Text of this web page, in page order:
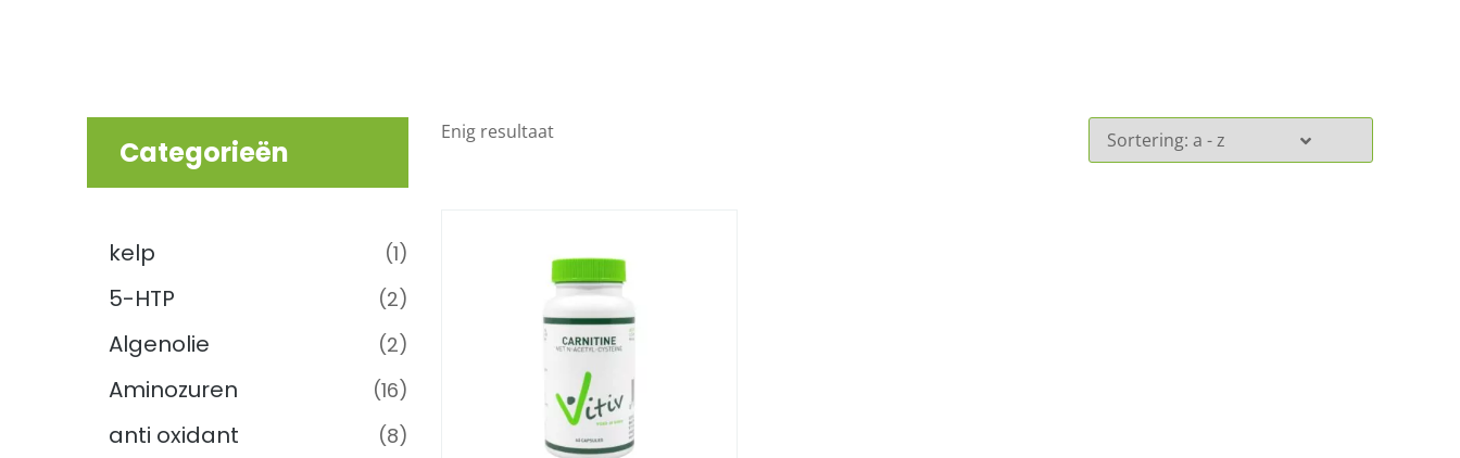
Categorieën
Supplementen (221)
kelp (1)
5-HTP (2)
Algenolie (2)
Aminozuren (16)
anti oxidant (8)
Enig resultaat